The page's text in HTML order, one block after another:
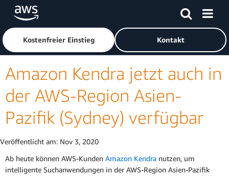
Überspringen zum Hauptinhalt
Klicken Sie hier, um zur Amazon Web Services-Startseite
Kostenfreier Einstieg Kontakt
Amazon Kendra jetzt auch in
der AWS-Region Asien-
Pazifik (Sydney) verfügbar
Veröffentlicht am: Nov 3, 2020
Ab heute können AWS-Kunden Amazon Kendra nutzen, um
intelligente Suchanwendungen in der AWS-Region Asien-Pazifik